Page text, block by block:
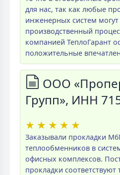
для нас, так как любые
инженерных систем
производственный
компанией ТеплоГарант
положительные
ООО
Групп», ИНН
★ ★ ★ ★ ★
Заказывали прокладки
теплообменников в
офисных комплексов.
прокладки